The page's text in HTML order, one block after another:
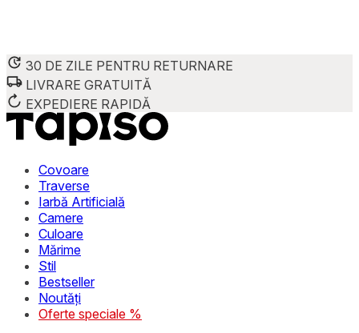
30 DE ZILE PENTRU RETURNARE
LIVRARE GRATUITĂ
EXPEDIERE RAPIDĂ
Covoare
Traverse
Iarbă Artificială
Camere
Culoare
Mărime
Stil
Bestseller
Noutăți
Oferte speciale %
Folosim cookie-uri pentru a personaliza conținutul și
Împărtășim informații despre modul în care utilizezi
combina aceste informații cu alte date primite de la tine
stochează date care permit identificarea persoanei.
preferată sau regiunea în care se află utilizatorul.
Statistică